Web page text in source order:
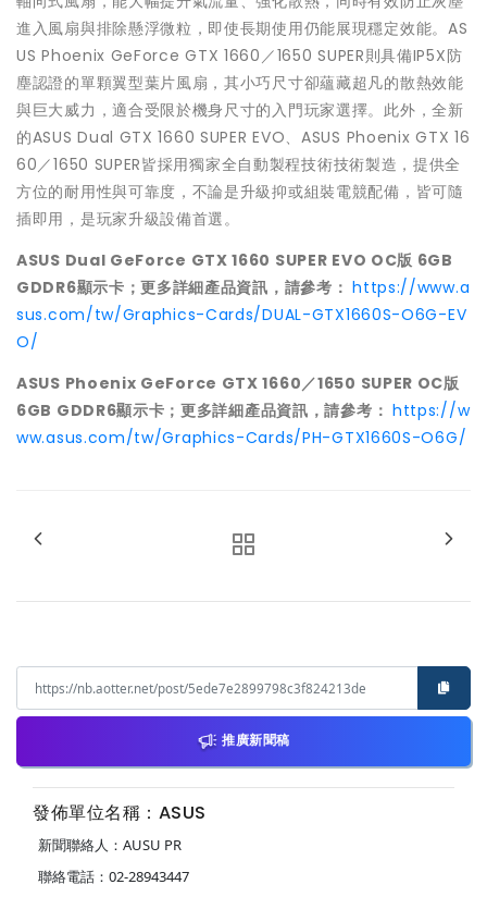
進入風扇與排除懸浮微粒，即使長期使用仍能展現穩定效能。AS
US Phoenix GeForce GTX 1660／1650 SUPER則具備IP5X防
塵認證的單顆翼型葉片風扇，其小巧尺寸卻蘊藏超凡的散熱效能
與巨大威力，適合受限於機身尺寸的入門玩家選擇。此外，全新
的ASUS Dual GTX 1660 SUPER EVO、ASUS Phoenix GTX 16
60／1650 SUPER皆採用獨家全自動製程技術技術製造，提供全
方位的耐用性與可靠度，不論是升級抑或組裝電競配備，皆可隨
插即用，是玩家升級設備首選。
ASUS Dual GeForce GTX 1660 SUPER EVO OC版 6GB
GDDR6顯示卡；更多詳細產品資訊，請參考：https://www.a
sus.com/tw/Graphics-Cards/DUAL-GTX1660S-O6G-EV
O/
ASUS Phoenix GeForce GTX 1660／1650 SUPER OC版
6GB GDDR6顯示卡；更多詳細產品資訊，請參考： https://w
ww.asus.com/tw/Graphics-Cards/PH-GTX1660S-O6G/
推廣新聞稿
發佈單位名稱：ASUS
新聞聯絡人：AUSU PR
聯絡電話：02-28943447